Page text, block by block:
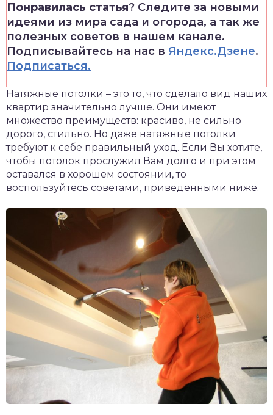
Понравилась статья? Следите за новыми
идеями из мира сада и огорода, а так же
полезных советов в нашем канале.
Подписывайтесь на нас в Яндекс.Дзене.
Подписаться.
Натяжные потолки – это то, что сделало вид наших
квартир значительно лучше. Они имеют
множество преимуществ: красиво, не сильно
дорого, стильно. Но даже натяжные потолки
требуют к себе правильный уход. Если Вы хотите,
чтобы потолок прослужил Вам долго и при этом
оставался в хорошем состоянии, то
воспользуйтесь советами, приведенными ниже.